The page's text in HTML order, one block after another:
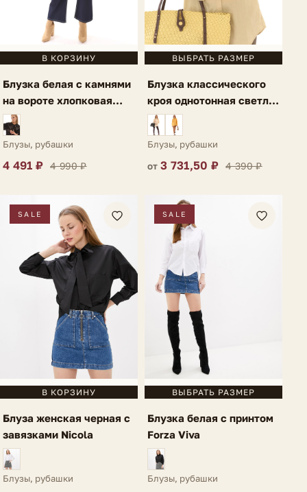
В КОРЗИНУ
Блузка белая с камнями
на вороте хлопковая
Gela
Блузы, рубашки
4 491 ₽ 4 990 ₽
ВЫБРАТЬ РАЗМЕР
Блузка классического
кроя однотонная светло-
зеленая Lauria
Блузы, рубашки
от3 731,50 ₽ 4 390 ₽
SALE
В КОРЗИНУ
Блуза женская черная с
завязками Nicola
Блузы, рубашки
SALE
ВЫБРАТЬ РАЗМЕР
Блузка белая с принтом
Forza Viva
Блузы, рубашки